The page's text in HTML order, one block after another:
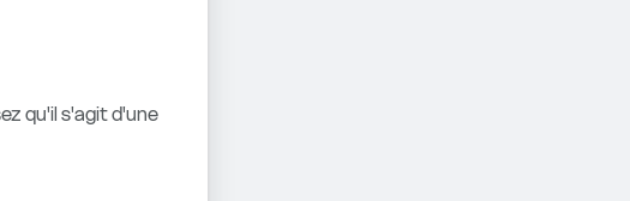
qu'il s'agit d'une